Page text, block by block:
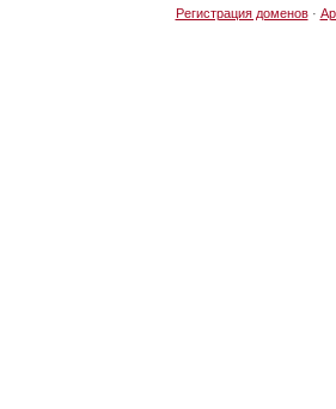
Регистрация доменов·